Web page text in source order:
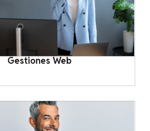
Gestiones Web